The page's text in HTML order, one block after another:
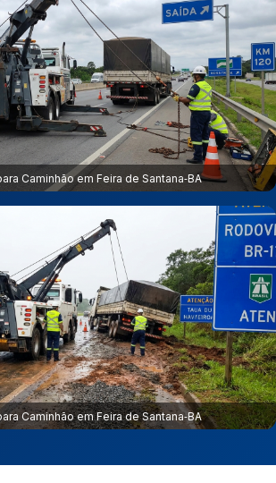
Caminhão em Feira de Santana‑BA
Caminhão em Feira de Santana‑BA